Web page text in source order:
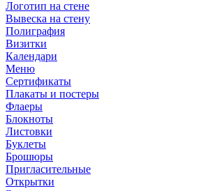
Логотип на стене
Вывеска на стену
Полиграфия
Визитки
Календари
Меню
Сертификаты
Плакаты и постеры
Флаеры
Блокноты
Листовки
Буклеты
Брошюры
Пригласительные
Открытки